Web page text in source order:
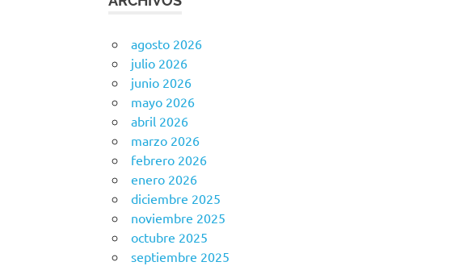
agosto 2026
julio 2026
junio 2026
mayo 2026
abril 2026
marzo 2026
febrero 2026
enero 2026
diciembre 2025
noviembre 2025
octubre 2025
septiembre 2025